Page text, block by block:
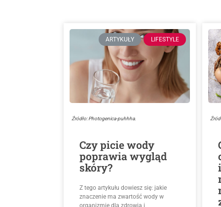
ARTYKUŁY LIFESTYLE
Źródło: Photogenica-puhhha.
Czy picie wody
poprawia wygląd
skóry?
Z tego artykułu dowiesz się: jakie
znaczenie ma zwartość wody w
organizmie dla zdrowia i